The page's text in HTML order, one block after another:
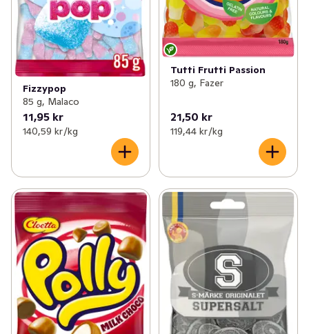
Fizzypop
85 g, Malaco
11,95 kr
140,59 kr /kg
Tutti Frutti Passion
180 g, Fazer
21,50 kr
119,44 kr /kg